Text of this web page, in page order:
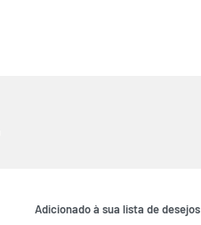
Adicionado à sua lista de desejos